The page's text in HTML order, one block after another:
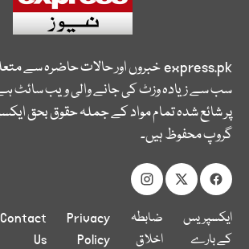
express.pkخبروں اور حالات حاضرہ سے
سب سے زیادہ وزٹ کی جانے والی ویب سائٹ
پر شائع شدہ تمام مواد کے جملہ حقوق بحق
گروپ محفوظ ہیں۔
ایکسپریس
کے بارے
ضابطہ
اخلاق
Privacy
Policy
Contact
Us